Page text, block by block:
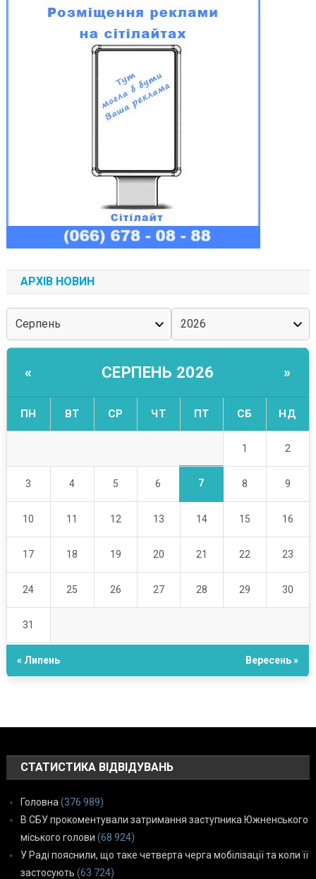
АРХІВ НОВИН
« СЕРПЕНЬ 2026 »
ПН ВТ СР ЧТ ПТ СБ НД
1 2
3 4 5 6 7 8 9
10 11 12 13 14 15 16
17 18 19 20 21 22 23
24 25 26 27 28 29 30
31
« Липень Вересень »
СТАТИСТИКА ВІДВІДУВАНЬ
Головна (376 989)
В СБУ прокоментували затримання заступника Южненського
міського голови (68 924)
У Раді пояснили, що таке четверта черга мобілізації та коли її
застосують (63 724)